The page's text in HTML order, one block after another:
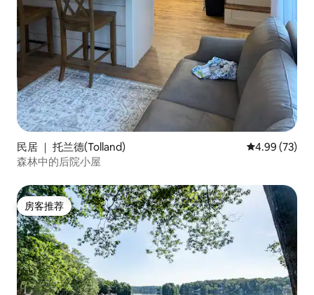
民居 ｜ 托兰德(Tolland) 平均评分
4.99 (73)
森林中的后院小屋
房客推荐
房客推荐